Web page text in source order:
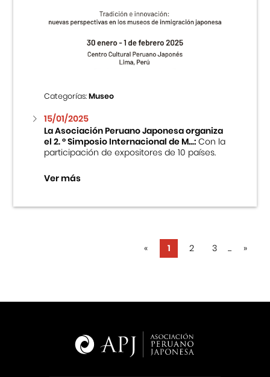
Categorías:Museo
15/01/2025
La Asociación Peruano Japonesa organiza
el 2. ° Simposio Internacional de M...:Con la
participación de expositores de 10 países.
Ver más
« 1 2 3 ... »